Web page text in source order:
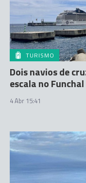
TURISMO
Dois navios de
escala no Funchal
4 Abr 15:41